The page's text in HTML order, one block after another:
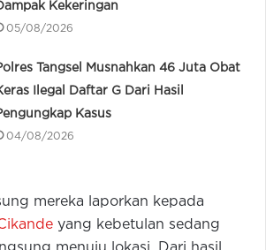
Kekeringan
05/08/2026
Tangsel Musnahkan 46 Juta Obat
Ilegal Daftar G Dari Hasil
Kasus
04/08/2026
mereka laporkan kepada
yang kebetulan sedang